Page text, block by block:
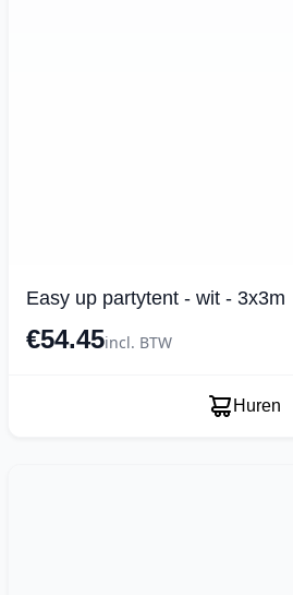
Easy up partytent - wit - 3x3m
€54.45incl. BTW
Huren